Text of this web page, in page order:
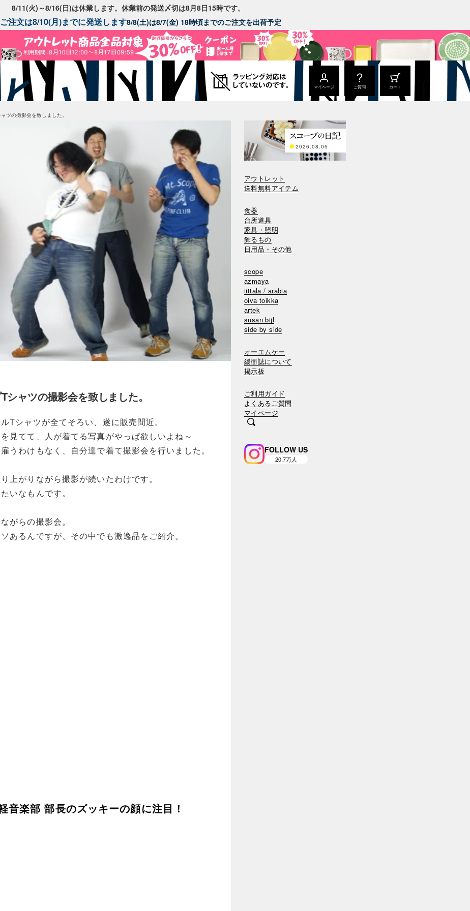
8/11(火)～8/16(日)は休業します。休業前の発送〆切は8月8日15時です。
注文は8/10(月)までに発送します8/8(土)は8/7(金) 18時頃までのご注文を出荷予定
マイページ ご質問 カート
ツの撮影会を致しました。
シャツの撮影会を致しました。
Tシャツが全てそろい、遂に販売間近。
見てて、人が着てる写真がやっぱ欲しいよね～
うわけもなく、自分達で着て撮影会を行いました。
上がりながら撮影が続いたわけです。
いなもんです。
がらの撮影会。
あるんですが、その中でも激逸品をご紹介。
音楽部 部長のズッキーの顔に注目！
2026.08.05
アウトレット
送料無料アイテム
食器
台所道具
家具・照明
飾るもの
日用品・その他
scope
azmaya
iittala / arabia
oiva toikka
artek
susan bijl
side by side
オーエムケー
緩衝誌について
掲示板
ご利用ガイド
よくあるご質問
マイページ
FOLLOW US